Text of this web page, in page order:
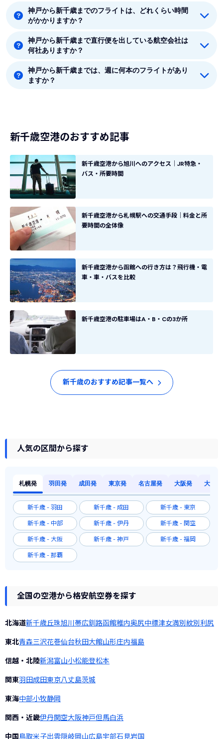
津、女満別、紋別、利尻です。
神戸から新千歳までの最安値はスカイマーク(SKYMARK)
の6770円です。
神戸から新千歳までのフライトは、どれくらい時間
がかかりますか？
神戸から新千歳まで平均フライト時間は約1時間55分で
す。
神戸から新千歳まで直行便を出している航空会社は
何社ありますか？
神戸から新千歳まで直行便を出している航空会社は3社
あります。
神戸から新千歳までは、週に何本のフライトがあり
ますか？
新千歳空港のおすすめ記事
新千歳空港から旭川へのアクセス｜JR特急・
バス・所要時間
新千歳空港から札幌駅への交通手段｜料金と所
要時間の全体像
新千歳空港から函館への行き方は？飛行機・電
車・車・バスを比較
新千歳空港の駐車場はA・B・Cの3か所
新千歳のおすすめ記事一覧へ
人気の区間から探す
札幌発 羽田発 成田発 東京発 名古屋発 大阪発 大阪発
新千歳 - 羽田 新千歳 - 成田 新千歳 - 東京
新千歳 - 中部 新千歳 - 伊丹 新千歳 - 関空
新千歳 - 大阪 新千歳 - 神戸 新千歳 - 福岡
新千歳 - 那覇
全国の空港から格安航空券を探す
北海道新千歳丘珠旭川 帯広釧路函館稚内奥尻中標津女満別 紋別 利尻
東北青森三沢花巻仙台秋田大館山形庄内福島
信越・北陸新潟富山小松能登松本
関東羽田成田東京八丈島茨城
東海中部小牧静岡
関西・近畿伊丹関空大阪神戸但馬白浜
中国鳥取米子出雲隠岐岡山広島宇部石見岩国